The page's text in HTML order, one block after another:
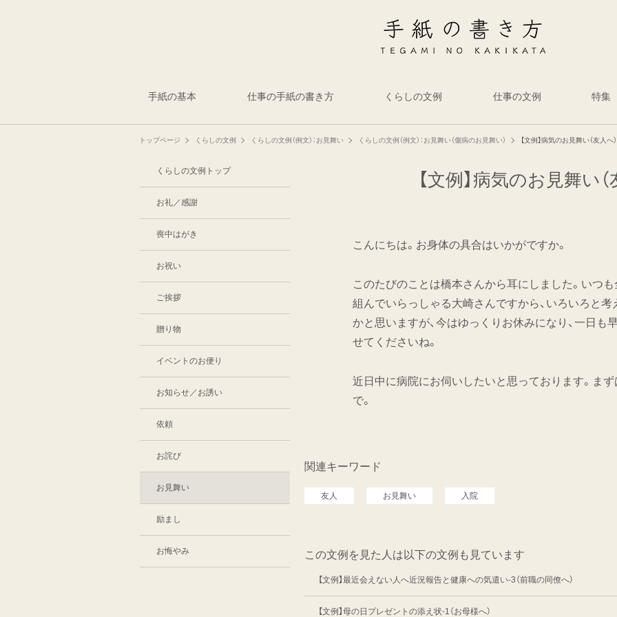
手紙の基本 仕事の手紙の書き方 くらしの文例 仕事の文例 特集
トップページ くらしの文例 くらしの文例（例文）：お見舞い くらしの文例（例文）：お見舞い（傷病のお見舞い） 【文例】病気のお見舞い（友人へ）
【文例】病気のお見舞い（
こんにちは。お身体の具合はいかがですか。
このたびのことは橋本さんから耳にしました。いつ
組んでいらっしゃる大崎さんですから、いろいろと
かと思いますが、今はゆっくりお休みになり、一日も
せてくださいね。
近日中に病院にお伺いしたいと思っております。まず
で。
関連キーワード
友人 お見舞い 入院
この文例を見た人は以下の文例も見ています
【文例】最近会えない人へ近況報告と健康への気遣い-3（前職の同僚へ）
【文例】母の日プレゼントの添え状-1（お母様へ）
くらしの文例トップ
お礼／感謝
喪中はがき
お祝い
ご挨拶
贈り物
イベントのお便り
お知らせ／お誘い
依頼
お詫び
お見舞い
励まし
お悔やみ